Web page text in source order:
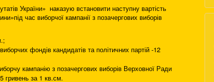
України» наказую встановити наступну вартість
час виборчої кампанії з позачергових виборів
фондів кандидатів та політичних партій -12
кампанію з позачергових виборів Верховної Ради
гривень за 1 кв.см.